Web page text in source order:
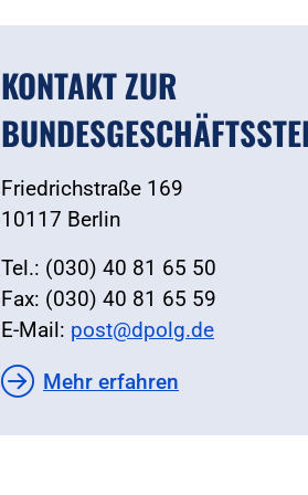
KONTAKT ZUR
Friedrichstraße 169
10117 Berlin
Tel.: (030) 40 81 65 50
Fax: (030) 40 81 65 59
E-Mail: post@dpolg.de
Mehr erfahren